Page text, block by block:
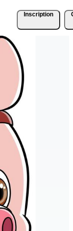
Inscription